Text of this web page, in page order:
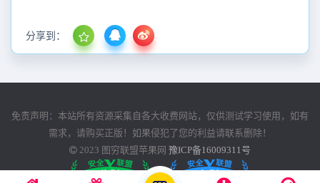
分享到：
免责声明：本站所有资源采集自各大收费网站，仅供测试学习使用，如有
需求，请购买正版！如果侵犯了您的利益请联系删除！
2023 图穷联盟苹果网 豫ICP备16009311号